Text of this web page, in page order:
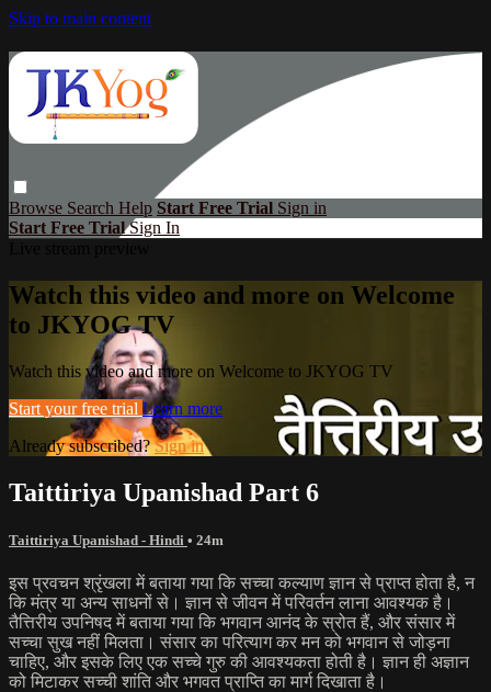
Skip to main content
Browse Search Help Start Free Trial Sign in
Start Free TrialSign In
Watch this video and more on Welcome
to JKYOG TV
Watch this video and more on Welcome to JKYOG TV
Start your free trial Learn more
Already subscribed?Sign in
Taittiriya Upanishad Part 6
Taittiriya Upanishad - Hindi • 24m
इस प्रवचन श्रृंखला में बताया गया कि सच्चा कल्याण ज्ञान से प्राप्त होता है, न
कि मंत्र या अन्य साधनों से। ज्ञान से जीवन में परिवर्तन लाना आवश्यक है।
तैत्तिरीय उपनिषद में बताया गया कि भगवान आनंद के स्रोत हैं, और संसार में
सच्चा सुख नहीं मिलता। संसार का परित्याग कर मन को भगवान से जोड़ना
चाहिए, और इसके लिए एक सच्चे गुरु की आवश्यकता होती है। ज्ञान ही अज्ञान
को मिटाकर सच्ची शांति और भगवत प्राप्ति का मार्ग दिखाता है।